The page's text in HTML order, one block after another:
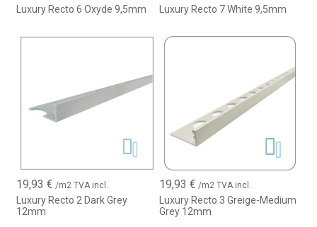
Luxury Recto 6 Oxyde 9,5mm Luxury Recto 7 White 9,5mm
19,93€ /m2 TVA incl.
Luxury Recto 2 Dark Grey
12mm
19,93 € /m2 TVA incl.
Luxury Recto 3 Greige-Medium
Grey 12mm